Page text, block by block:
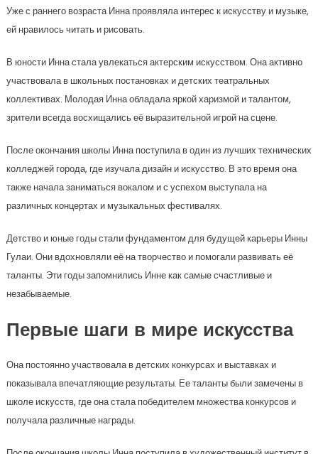
Уже с раннего возраста Инна проявляла интерес к искусству и музыке,
ей нравилось читать и рисовать.
В юности Инна стала увлекаться актерским искусством. Она активно
участвовала в школьных постановках и детских театральных
коллективах. Молодая Инна обладала яркой харизмой и талантом,
зрители всегда восхищались её выразительной игрой на сцене.
После окончания школы Инна поступила в один из лучших технических
колледжей города, где изучала дизайн и искусство. В это время она
также начала заниматься вокалом и с успехом выступала на
различных концертах и музыкальных фестивалях.
Детство и юные годы стали фундаментом для будущей карьеры Инны
Гулаи. Они вдохновляли её на творчество и помогали развивать её
таланты. Эти годы запомнились Инне как самые счастливые и
незабываемые.
Первые шаги в мире искусства
Она постоянно участвовала в детских конкурсах и выставках и
показывала впечатляющие результаты. Ее таланты были замечены в
школе искусств, где она стала победителем множества конкурсов и
получала различные награды.